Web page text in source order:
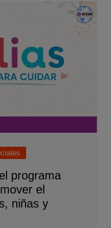
programa
el
niñas y